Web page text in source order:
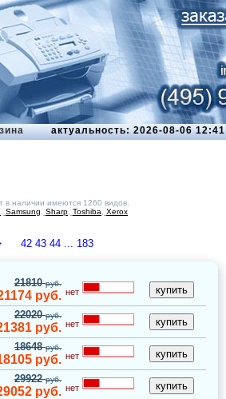
актуальность: 2026-08-06 12:41
наличии имеются 1260 видов.
Samsung Sharp Toshiba Xerox
42 43 44 ... 183
21810руб.
руб. нет
22020руб.
руб. нет
18648руб.
руб. нет
29922руб.
руб. нет